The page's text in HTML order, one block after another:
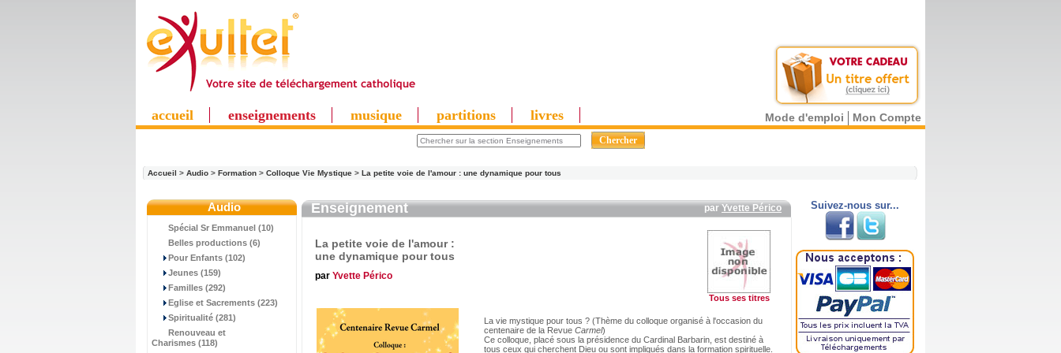
accueil enseignements musique partitions livres Mode d'emploi Mon Compte
Accueil > Audio > Formation > Colloque Vie Mystique > La petite voie de l'amour : une dynamique pour tous
Audio
Spécial Sr Emmanuel (10)
Belles productions (6)
Pour Enfants (102)
Jeunes (159)
Familles (292)
Eglise et Sacrements (223)
Spiritualité (281)
Renouveau et
Charismes (118)
Enseignement par Yvette Périco
La petite voie de l'amour :
une dynamique pour tous
par Yvette Périco
Tous ses titres
La vie mystique pour tous ? (Thème du colloque organisé à l'occasion du
centenaire de la Revue Carmel)
Ce colloque, placé sous la présidence du Cardinal Barbarin, est destiné à
tous ceux qui cherchent Dieu ou sont impliqués dans la formation spirituelle.
Suivez-nous sur...